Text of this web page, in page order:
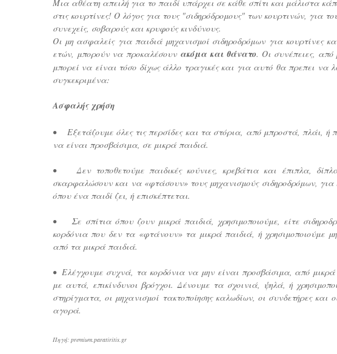
Μια αθέατη απειλή για το παιδί υπάρχει σε κάθε σπίτι και μάλιστα
στις κουρτίνες! Ο λόγος για τους "σιδηρόδρομους" των κουρτινών, για
συνεχείς, σοβαρούς και κρυφούς κινδύνους.
Οι μη ασφαλείς για παιδιά μηχανισμοί σιδηροδρόμων για κουρτίνες
ετών, μπορούν να προκαλέσουν ακόμα και θάνατο. Οι συνέπειες, από
μπορεί να είναι τόσο δίχως άλλο τραγικές και για αυτό θα πρεπει να
συγκεκριμένα:
Ασφαλής χρήση
• Εξετάζουμε όλες τις περσίδες και τα στόρια, από μπροστά, πλάι, ή
να είναι προσβάσιμα, σε μικρά παιδιά.
• Δεν τοποθετούμε παιδικές κούνιες, κρεβάτια και έπιπλα,
σκαρφαλώσουν και να «φτάσουν» τους μηχανισμούς σιδηροδρόμων, για
όπου ένα παιδί ζει, ή επισκέπτεται.
• Σε σπίτια όπου ζουν μικρά παιδιά, χρησιμοποιούμε, είτε
κορδόνια που δεν τα «φτάνουν» τα μικρά παιδιά, ή χρησιμοποιούμε
από τα μικρά παιδιά.
• Ελέγχουμε συχνά, τα κορδόνια να μην είναι προσβάσιμα, από
με αυτά, επικίνδυνοι βρόγχοι. Δένουμε τα σχοινιά, ψηλά, ή
στηρίγματα, οι μηχανισμοί τακτοποίησης καλωδίων, οι συνδετήρες και
αγορά.
Πηγή: premium.paratiritis.gr